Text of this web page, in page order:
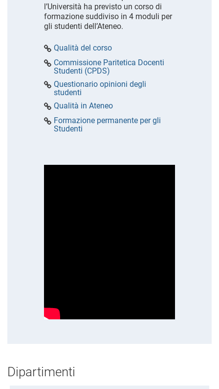
l’Università ha previsto un corso di
formazione suddiviso in 4 moduli per
gli studenti dell’Ateneo.
Qualità del corso
Commissione Paritetica Docenti
Studenti (CPDS)
Questionario opinioni degli
studenti
Qualità in Ateneo
Formazione permanente per gli
Studenti
Dipartimenti